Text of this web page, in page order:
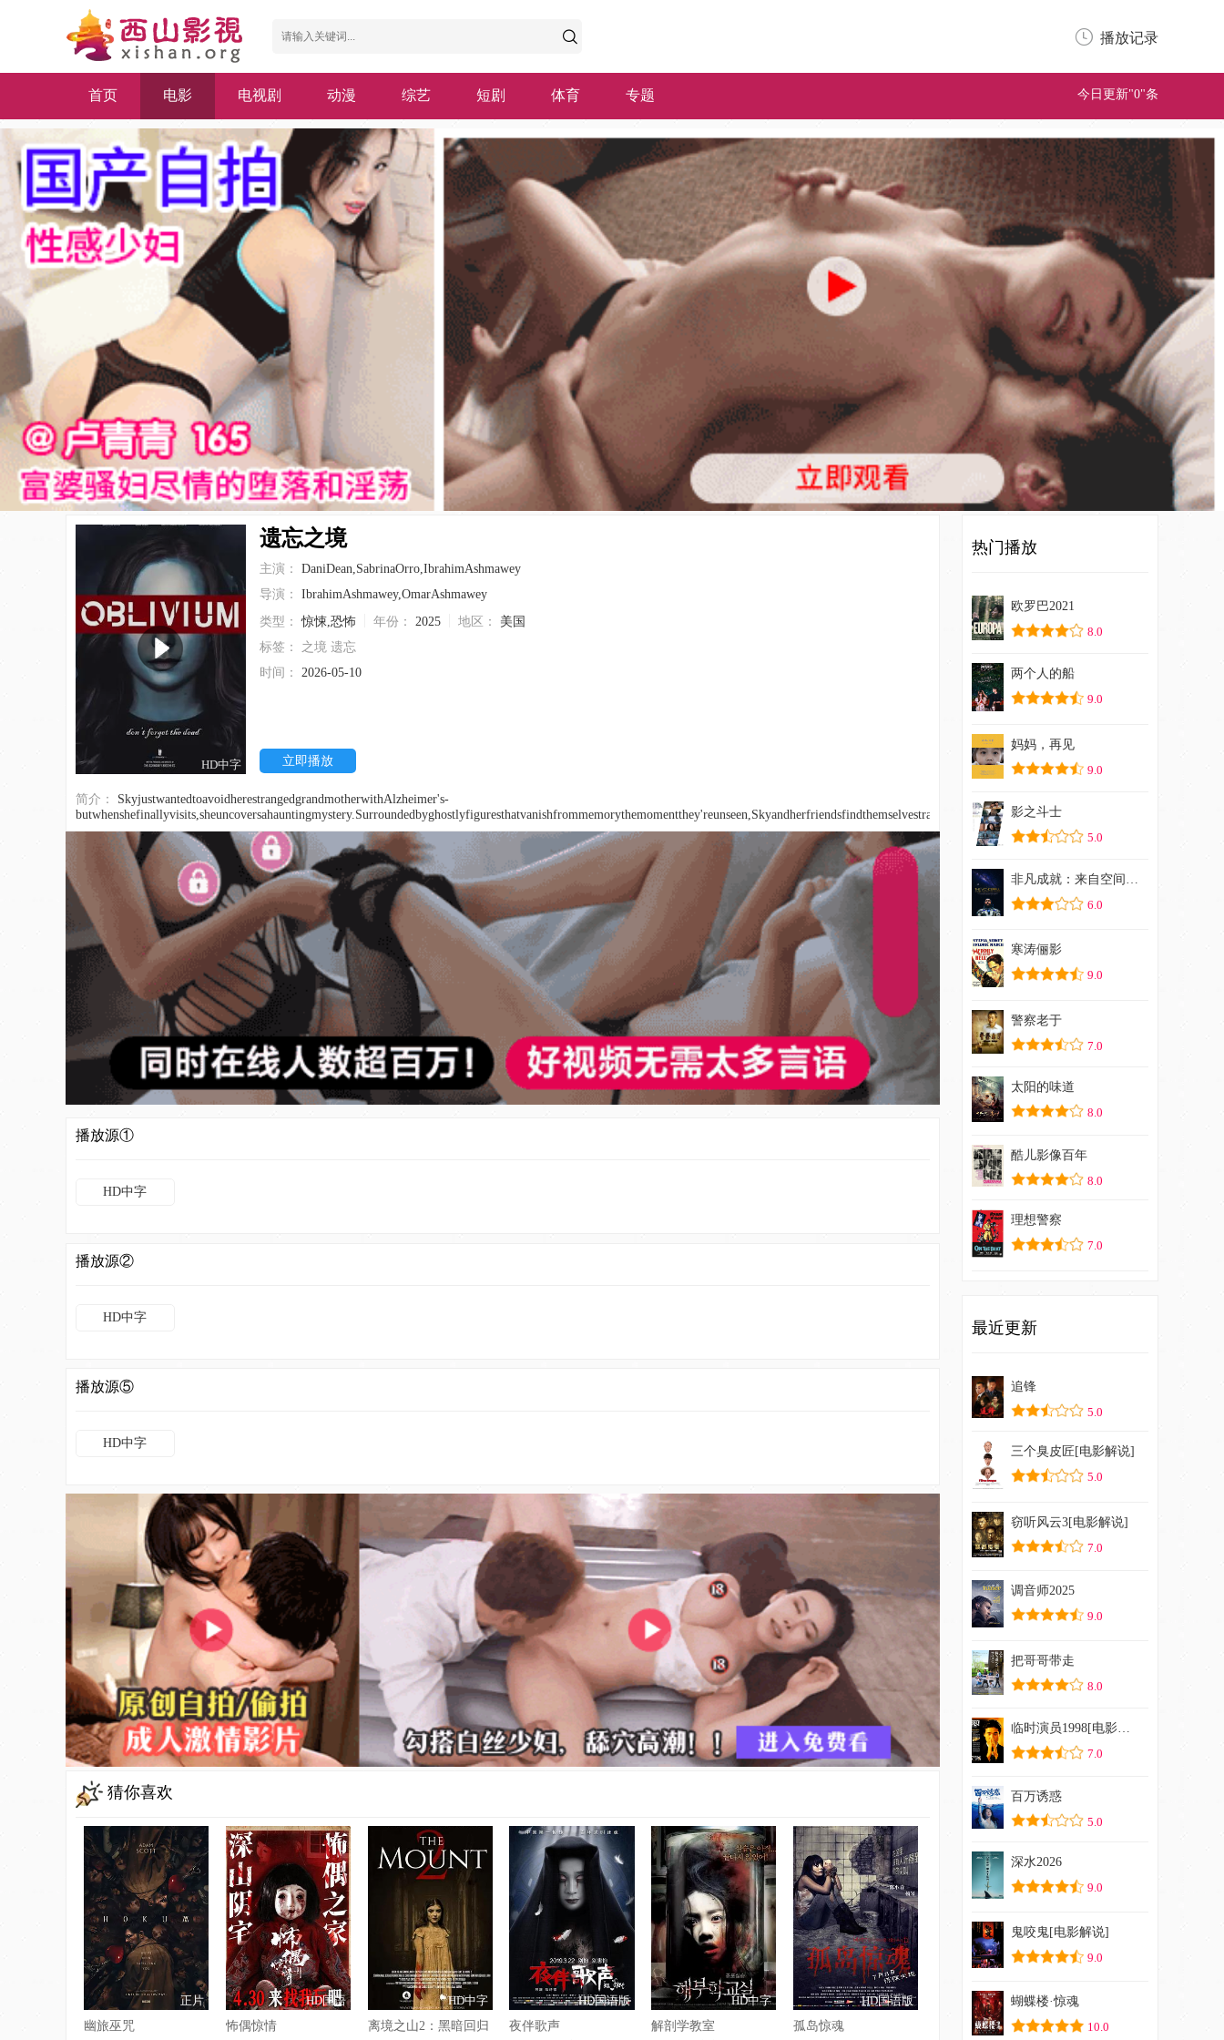
播放记录
首页 电影 电视剧 动漫 综艺 短剧 体育 专题 今日更新"0"条
HD中字
遗忘之境
主演：
DaniDean,SabrinaOrro,IbrahimAshmawey
导演：
IbrahimAshmawey,OmarAshmawey
类型： 惊悚,恐怖 年份： 2025 地区：
美国
标签：
之境 遗忘
时间：
2026-05-10
立即播放
简介：
butwhenshefinallyvisits,sheuncoversahauntingmystery.Surroundedbyghostlyfiguresthatvanishfrommemorythemomentthey'reunseen,Skyandherfriendsfindthemselvestrappedinaterrifyingcycleofforgottenhorrors.
播放源①
HD中字
播放源②
HD中字
播放源⑤
HD中字
猜你喜欢
正片
幽旅巫咒
HD国语
怖偶惊情
HD中字
离境之山2：黑暗回归
HD国语版
夜伴歌声
HD中字
解剖学教室
HD国语版
孤岛惊魂
热门播放
欧罗巴2021
8.0
两个人的船
9.0
妈妈，再见
9.0
影之斗士
5.0
非凡成就：来自空间站的故事
6.0
寒涛俪影
9.0
警察老于
7.0
太阳的味道
8.0
酷儿影像百年
8.0
理想警察
7.0
最近更新
追锋
5.0
三个臭皮匠[电影解说]
5.0
窃听风云3[电影解说]
7.0
调音师2025
9.0
把哥哥带走
8.0
临时演员1998[电影解说]
7.0
百万诱惑
5.0
深水2026
9.0
鬼咬鬼[电影解说]
9.0
蝴蝶楼·惊魂
10.0